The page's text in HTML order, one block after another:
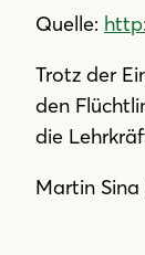
Quelle:
Trotz der
den
die
Martin Sina